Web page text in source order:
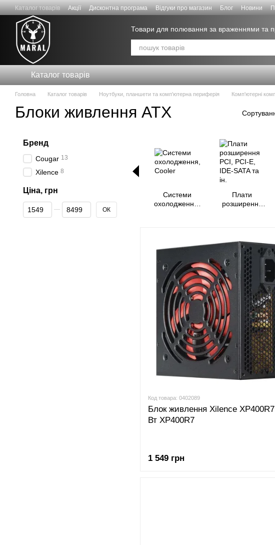
Перейти до основного контенту
Каталог товарів Акції Дисконтна програма Відгуки про магазин Блог Новини
Договір публічної оферти
Товари для полювання за враженнями та
Каталог товарів
Головна Каталог товарів Ноутбуки, планшети та комп'ютерна периферія Комп'ютерні
Блоки живлення ATX
Системи
охолодження,
Плати
розширення
Код товара: 0402089
Блок живлення Xilence
Вт XP400R7
1 549 грн
Бренд
Cougar 13
Xilence 8
Ціна, грн
Від Ціна, грн
До Ціна, грн ОК